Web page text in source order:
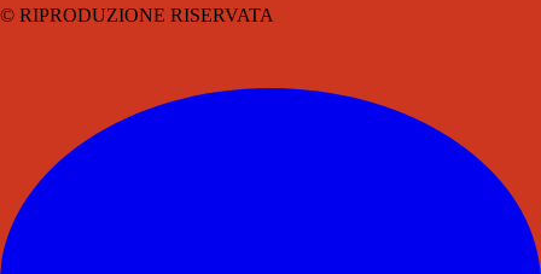
© RIPRODUZIONE RISERVATA